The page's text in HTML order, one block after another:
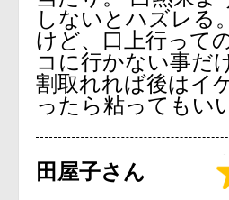
しないとハズレる
けど、口上行って
コに行かない事だ
割取れれば後はイ
ったら粘ってもい
田屋子さん